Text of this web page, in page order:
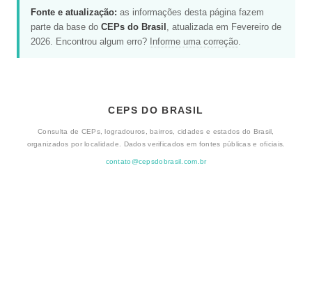
Fonte e atualização: as informações desta página fazem
parte da base do CEPs do Brasil , atualizada em Fevereiro de
2026. Encontrou algum erro? Informe uma correção.
CEPS DO BRASIL
Consulta de CEPs, logradouros, bairros, cidades e estados do Brasil,
organizados por localidade. Dados verificados em fontes públicas e oficiais.
contato@cepsdobrasil.com.br